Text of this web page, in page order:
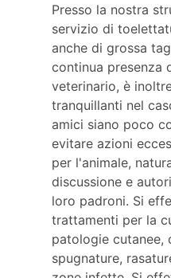
Presso la nostra
servizio di
anche di grossa
continua presenza
veterinario, è
tranquillanti nel
amici siano poco
evitare azioni
per l'animale,
discussione e
loro padroni. Si
trattamenti per la
patologie cutanee,
spugnature,